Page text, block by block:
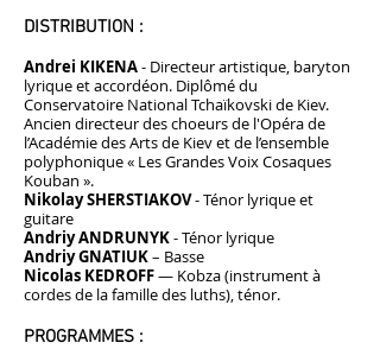
DISTRIBUTION :
Andrei KIKENA- Directeur artistique, baryton
lyrique et accordéon. Diplômé du
Conservatoire National Tchaïkovski de Kiev.
Ancien directeur des choeurs de l'Opéra de
l’Académie des Arts de Kiev et de l’ensemble
polyphonique « Les Grandes Voix Cosaques
Kouban ».
Nikolay SHERSTIAKOV- Ténor lyrique et
guitare
Andriy ANDRUNYK- Ténor lyrique
Andriy GNATIUK– Basse
Nicolas KEDROFF— Kobza (instrument à
cordes de la famille des luths), ténor.
PROGRAMMES :